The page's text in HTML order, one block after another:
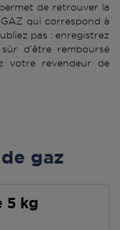
de retrouver la
qui correspond à
pas : enregistrez
d’être remboursé
votre revendeur de
gaz
5 kg